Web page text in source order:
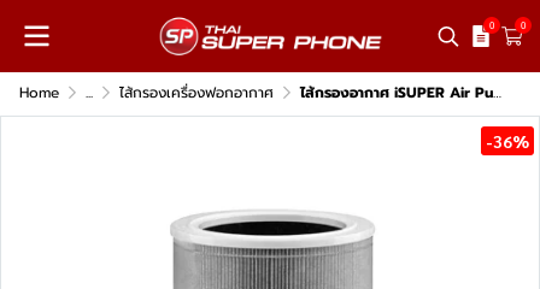
0 0
Home ... ไส้กรองเครื่องฟอกอากาศ ไส้กรองอากาศ iSUPER Air Purifier Medical Grade สีเทา Filter สำหรับ Xiaomi Air Purifier 4 Lite
-36%